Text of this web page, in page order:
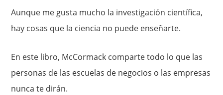
Aunque me gusta mucho la investigación científica,
hay cosas que la ciencia no puede enseñarte.
En este libro, McCormack comparte todo lo que las
personas de las escuelas de negocios o las empresas
nunca te dirán.